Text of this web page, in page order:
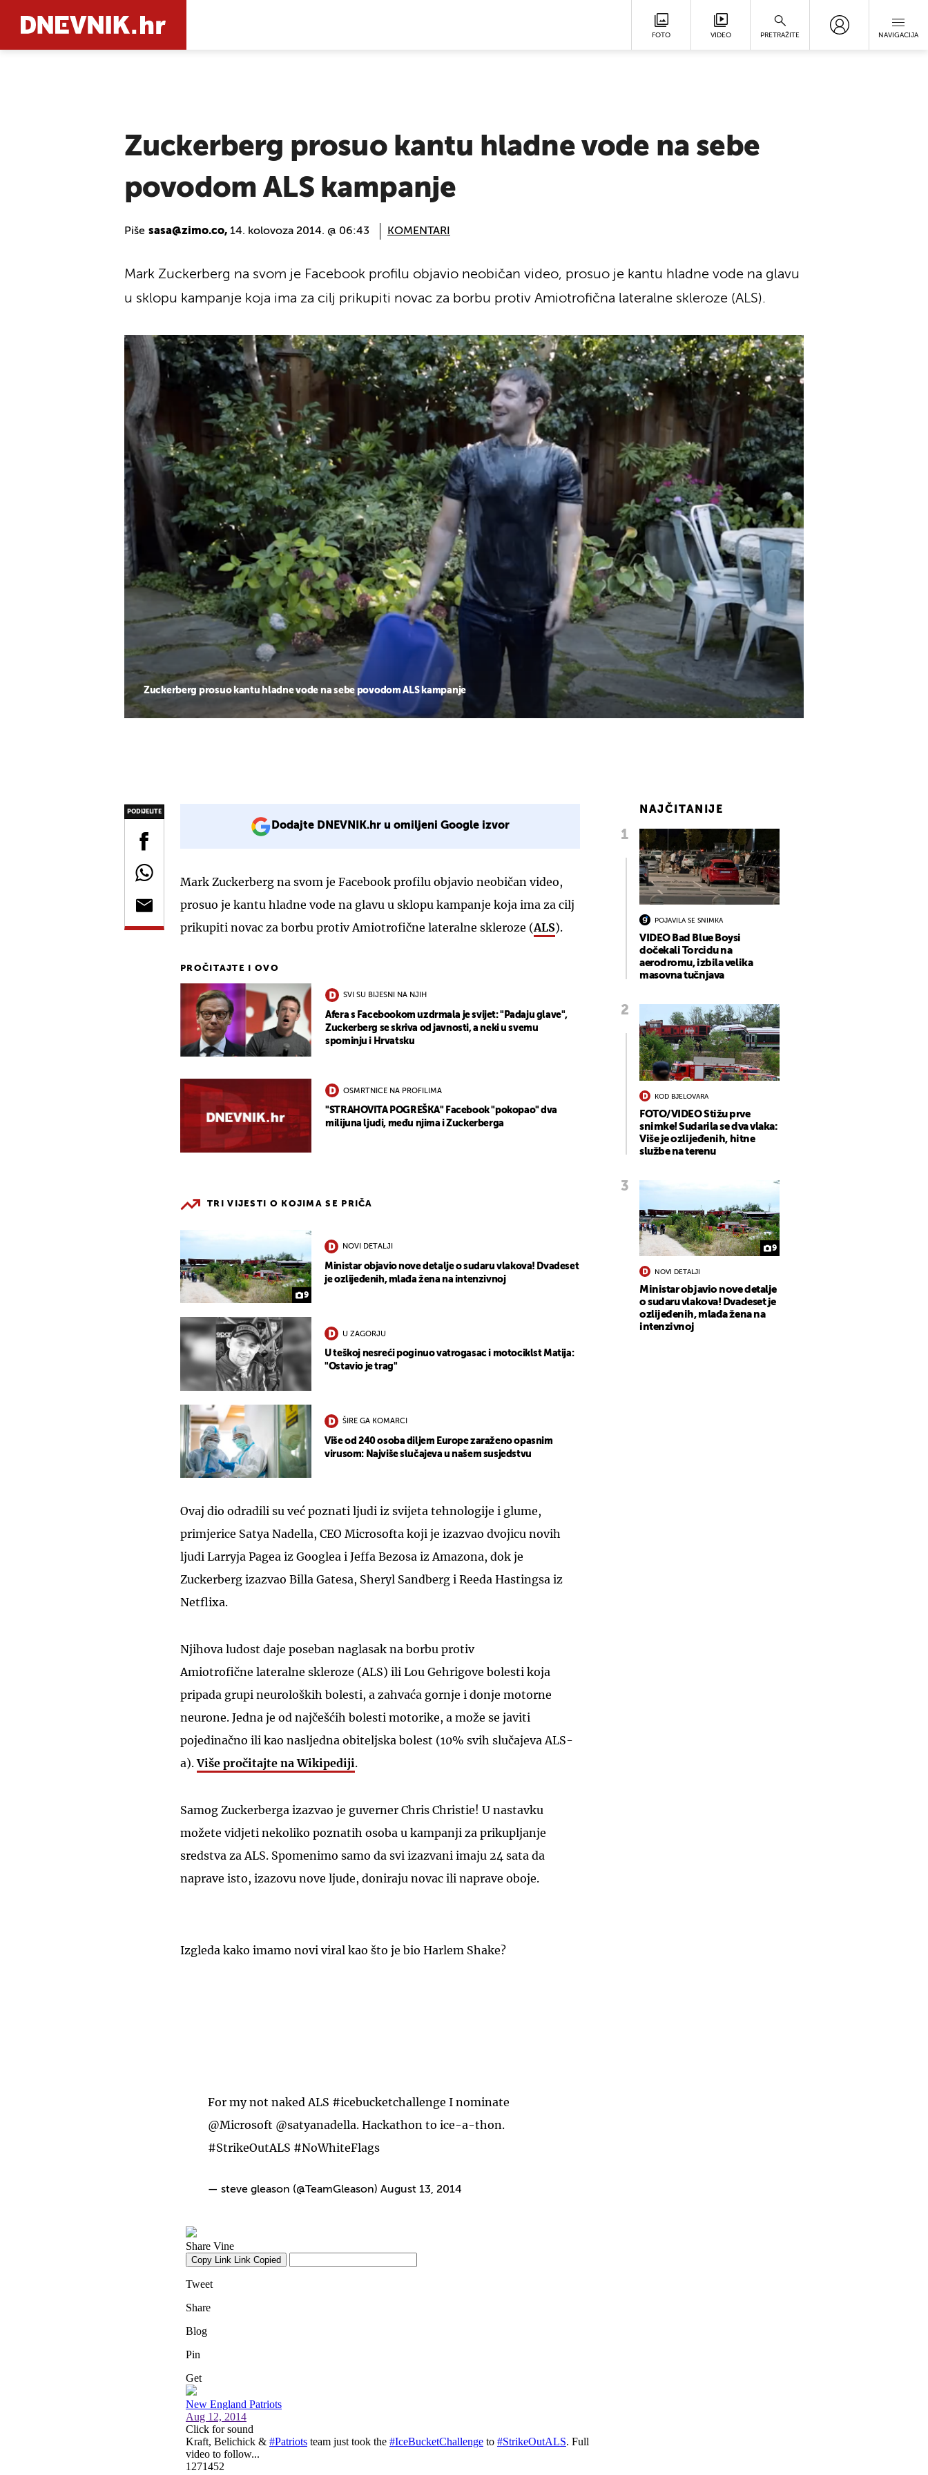
FOTO VIDEO PRETRAŽITE NAVIGACIJA
Zuckerberg prosuo kantu hladne vode na sebe
povodom ALS kampanje
Piše sasa@zimo.co, 14. kolovoza 2014. @ 06:43 KOMENTARI
Zuckerberg prosuo kantu hladne vode na sebe povodom ALS kampanje
Mark Zuckerberg na svom je Facebook profilu objavio neobičan video, prosuo je kantu hladne vode na glavu
u sklopu kampanje koja ima za cilj prikupiti novac za borbu protiv Amiotrofična lateralne skleroze (ALS).
PODIJELITE
Dodajte DNEVNIK.hr u omiljeni Google izvor
Mark Zuckerberg na svom je Facebook profilu objavio neobičan video,
prosuo je kantu hladne vode na glavu u sklopu kampanje koja ima za cilj
prikupiti novac za borbu protiv Amiotrofične lateralne skleroze (ALS).
PROČITAJTE I OVO
SVI SU BIJESNI NA NJIH
Afera s Facebookom uzdrmala je svijet: "Padaju glave",
Zuckerberg se skriva od javnosti, a neki u svemu
spominju i Hrvatsku
OSMRTNICE NA PROFILIMA
"STRAHOVITA POGREŠKA" Facebook "pokopao" dva
milijuna ljudi, među njima i Zuckerberga
TRI VIJESTI O KOJIMA SE PRIČA
9
NOVI DETALJI
Ministar objavio nove detalje o sudaru vlakova! Dvadeset
je ozlijeđenih, mlađa žena na intenzivnoj
U ZAGORJU
U teškoj nesreći poginuo vatrogasac i motociklst Matija:
"Ostavio je trag"
ŠIRE GA KOMARCI
Više od 240 osoba diljem Europe zaraženo opasnim
virusom: Najviše slučajeva u našem susjedstvu
Ovaj dio odradili su već poznati ljudi iz svijeta tehnologije i glume,
primjerice Satya Nadella, CEO Microsofta koji je izazvao dvojicu novih
ljudi Larryja Pagea iz Googlea i Jeffa Bezosa iz Amazona, dok je
Zuckerberg izazvao Billa Gatesa, Sheryl Sandberg i Reeda Hastingsa iz
Netflixa.
Njihova ludost daje poseban naglasak na borbu protiv
Amiotrofične lateralne skleroze (ALS) ili Lou Gehrigove bolesti koja
pripada grupi neuroloških bolesti, a zahvaća gornje i donje motorne
neurone. Jedna je od najčešćih bolesti motorike, a može se javiti
pojedinačno ili kao nasljedna obiteljska bolest (10% svih slučajeva ALS-
a).Više pročitajte na Wikipediji.
Samog Zuckerberga izazvao je guverner Chris Christie! U nastavku
možete vidjeti nekoliko poznatih osoba u kampanji za prikupljanje
sredstva za ALS. Spomenimo samo da svi izazvani imaju 24 sata da
naprave isto, izazovu nove ljude, doniraju novac ili naprave oboje.
Izgleda kako imamo novi viral kao što je bio Harlem Shake?
For my not naked ALS #icebucketchallenge I nominate
@Microsoft @satyanadella. Hackathon to ice-a-thon.
#StrikeOutALS #NoWhiteFlags
— steve gleason (@TeamGleason) August 13, 2014
NAJČITANIJE
POJAVILA SE SNIMKA
VIDEO Bad Blue Boysi
dočekali Torcidu na
aerodromu, izbila velika
masovna tučnjava
KOD BJELOVARA
FOTO/VIDEO Stižu prve
snimke! Sudarila se dva vlaka:
Više je ozlijeđenih, hitne
službe na terenu
9
NOVI DETALJI
Ministar objavio nove detalje
o sudaru vlakova! Dvadeset je
ozlijeđenih, mlađa žena na
intenzivnoj